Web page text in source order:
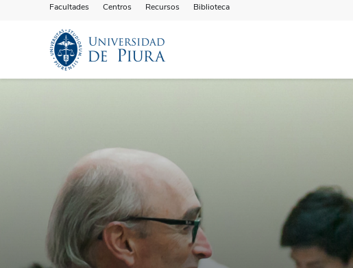
Facultades Centros Recursos Biblioteca